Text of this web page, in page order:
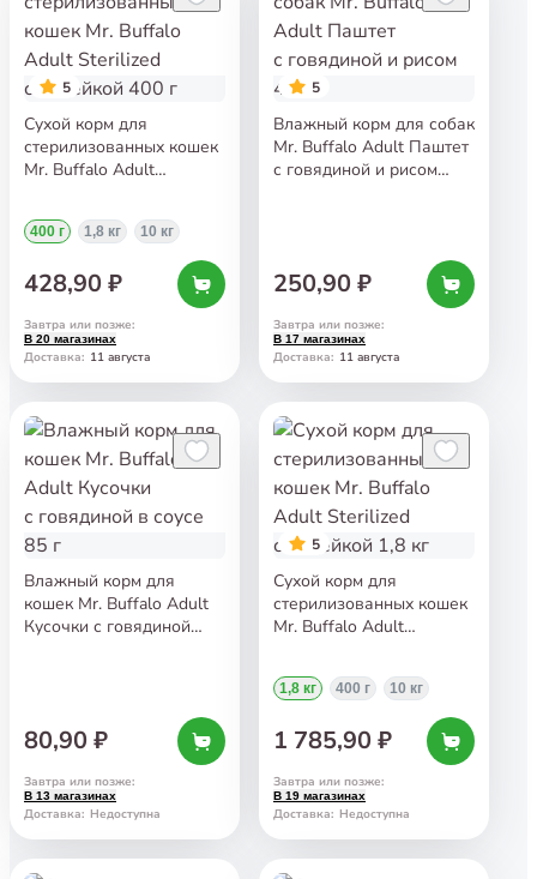
5
Сухой корм для
стерилизованных кошек
Mr. Buffalo Adult
400 г
400 г 1,8 кг 10 кг
428,90 ₽
Завтра или позже:
В 20 магазинах
Доставка: 11 августа
5
Влажный корм для собак
Mr. Buffalo Adult Паштет
с говядиной и рисом
250,90 ₽
Завтра или позже:
В 17 магазинах
Доставка: 11 августа
Влажный корм для
кошек Mr. Buffalo Adult
Кусочки с говядиной
80,90 ₽
Завтра или позже:
В 13 магазинах
Доставка: Недоступна
5
Сухой корм для
стерилизованных кошек
Mr. Buffalo Adult
1,8 кг
1,8 кг 400 г 10 кг
1 785,90 ₽
Завтра или позже:
В 19 магазинах
Доставка: Недоступна